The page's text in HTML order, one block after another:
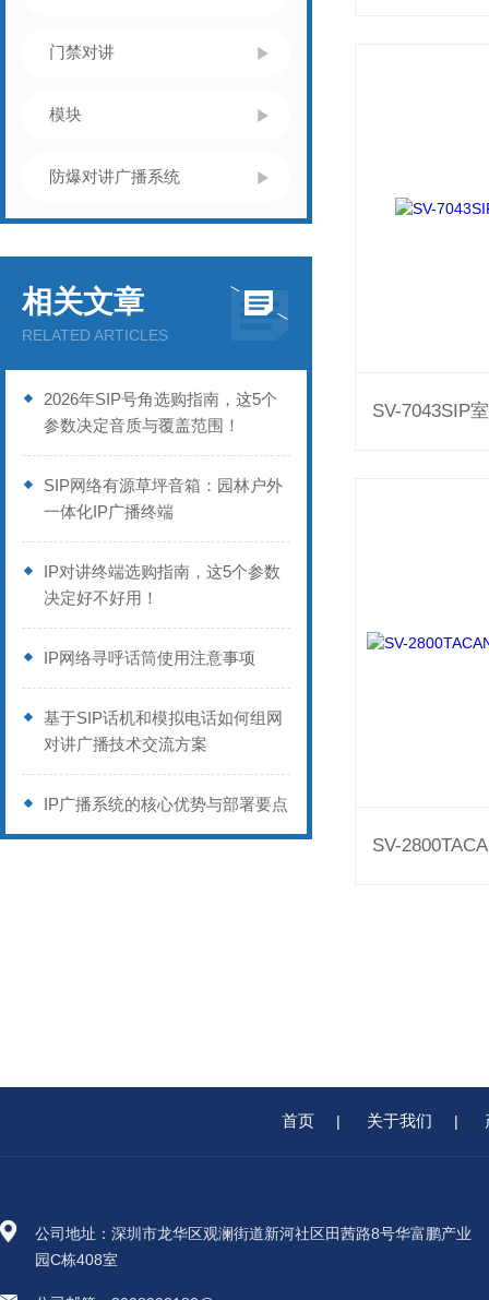
门禁对讲
模块
防爆对讲广播系统
相关文章
RELATED ARTICLES
2026年SIP号角选购指南，这5个
参数决定音质与覆盖范围！
SIP网络有源草坪音箱：园林户外
一体化IP广播终端
IP对讲终端选购指南，这5个参数
决定好不好用！
IP网络寻呼话筒使用注意事项
基于SIP话机和模拟电话如何组网
对讲广播技术交流方案
IP广播系统的核心优势与部署要点
首页 | 关于我们 |
公司地址：深圳市龙华区观澜街道新河社区田茜路8号华富鹏产业
园C栋408室